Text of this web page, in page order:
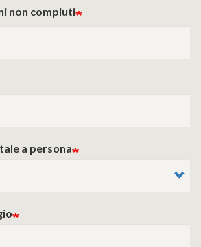
non compiuti
a persona